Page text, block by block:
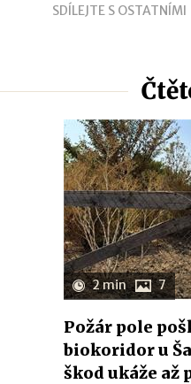
SDÍLEJTE S OSTATNÍMI
2 min 7
Požár pole
biokoridor u
škod ukáže až